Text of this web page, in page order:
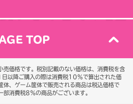
TOP
売価格です。税別記載のない価格は、消費税を含
以降ご購入の際は消費税10％で算出された価
体、ゲーム筐体で販売される商品は税込価格で
部消費税8％の商品がございます。